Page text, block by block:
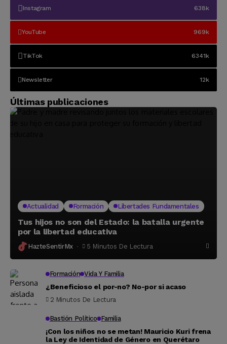
Instagram 638k
YouTube 969k
TikTok 6341k
Newsletter 12k
Últimas publicaciones
Actualidad Formación Libertades Fundamentales
Tus hijos no son del Estado: la batalla urgente
por la libertad educativa
HazteSentirMx 5 Minutos De Lectura
Formación Vida Y Familia
¿Beneficioso el por-no? No-por si acaso
2 Minutos De Lectura
Bastión Político Familia
¡Con los niños no se metan! Mauricio Kuri frena
la Ley de Identidad de Género en Querétaro